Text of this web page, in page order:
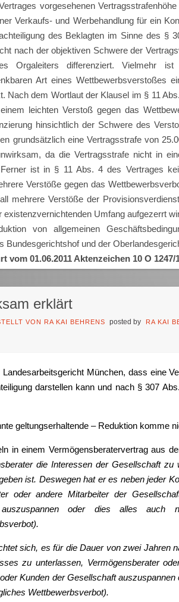
vorgesehenen
Verkaufs- und Werbehandlung für ein
des Beklagten im Sinne des §
nach der objektiven Schwere der
Orgaleiters differenziert. Vielmehr
Art eines Wettbewerbsverstoßes
Nach dem Wortlaut der Klausel im § 11
leichten Verstoß gegen das
hinsichtlich der Schwere des
grundsätzlich eine Vertragsstrafe von
da die Vertragsstrafe nicht in
ist in § 11 Abs. 4 des Vertrages
Verstöße gegen das
mehrere Verstöße der
existenzvernichtenden Umfang aufgezerrt
von allgemeinen
Bundesgerichtshof und der
vom 01.06.2011 Aktenzeichen 10 O 1247/
erklärt
VON RA KAI BEHRENS posted by RA KAI
München, dass eine
darstellen kann und nach § 307
geltungserhaltende – Reduktion komme
in einem Vermögensberatervertrag aus
die Interessen der Gesellschaft zu
ist. Deswegen hat er es neben jeder
oder andere Mitarbeiter der
oder dies alles auch
sich, es für die Dauer von zwei Jahren
zu unterlassen, Vermögensberater
Kunden der Gesellschaft auszuspannen
Wettbewerbsverbot).